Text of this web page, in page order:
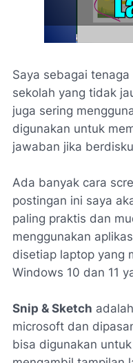
Saya sebagai
sekolah yang tidak
juga sering
digunakan untuk
jawaban jika
Ada banyak cara
postingan ini saya
paling praktis dan
menggunakan
disetiap laptop yang
Windows 10 dan 11
Snip & Sketch
microsoft dan
bisa digunakan